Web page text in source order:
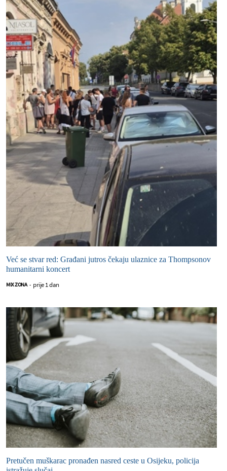
Već se stvar red: Građani jutros čekaju ulaznice za Thompsonov
humanitarni koncert
MIX ZONA - prije 1 dan
Pretučen muškarac pronađen nasred ceste u Osijeku, policija